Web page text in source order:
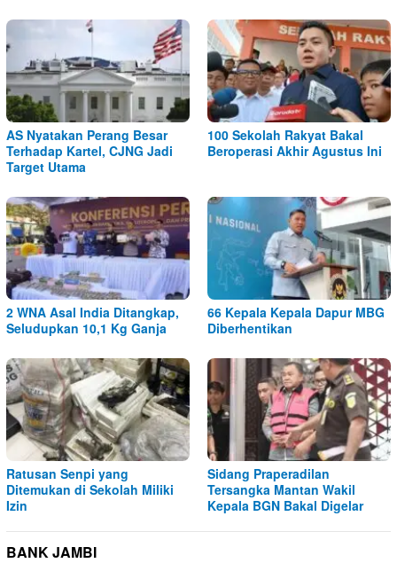
AS Nyatakan Perang Besar
Terhadap Kartel, CJNG Jadi
Target Utama
100 Sekolah Rakyat Bakal
Beroperasi Akhir Agustus Ini
2 WNA Asal India Ditangkap,
Seludupkan 10,1 Kg Ganja
66 Kepala Kepala Dapur MBG
Diberhentikan
Ratusan Senpi yang
Ditemukan di Sekolah Miliki
Izin
Sidang Praperadilan
Tersangka Mantan Wakil
Kepala BGN Bakal Digelar
BANK JAMBI